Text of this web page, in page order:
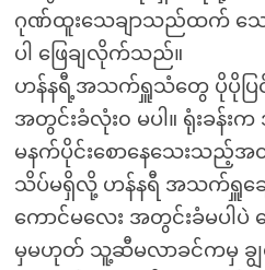
ဂုဏ်ထူးသေချာသည်ထက် သေ
ပါ ဖြေချလိုက်သည်။
ဟန်နရီ့အသက်ရှူသံတွေ ပိုပိုပြ
အတွင်းခံလုံး၀ မပါ။ ရုံးခန်
မနက်ပိုင်းစောနေသေးသည့်
သိပ်မရှိလို့ ဟန်နရီ အသက်ရှူချ
ကောင်မလေး အတွင်းခံမပါပဲ
မှမဟုတ် သူ့ဆီမလာခင်ကမှ ခ